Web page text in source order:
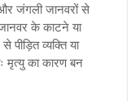
जंगली जानवरों से
के काटने या
व्यक्ति या
मृत्यु का कारण बन